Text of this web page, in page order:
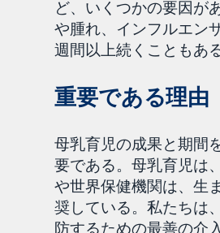
ど、いくつかの要因が
や腫れ、インフルエン
週間以上続くこともある
重要である理由
母乳育児の成果と期間
要である。母乳育児は
や世界保健機関は、生
奨している。私たちは
防するための最善の介